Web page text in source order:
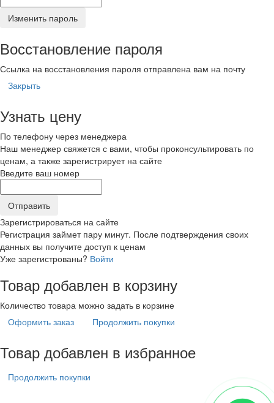
Изменить пароль
Восстановление пароля
Ссылка на восстановления пароля отправлена вам на почту
Закрыть
Узнать цену
По телефону через менеджера
Наш менеджер свяжется с вами, чтобы проконсультировать по
ценам, а также зарегистрирует на сайте
Введите ваш номер
Зарегистрироваться на сайте
Регистрация займет пару минут. После подтверждения своих
данных вы получите доступ к ценам
Уже зарегистрованы? Войти
Товар добавлен в корзину
Количество товара можно задать в корзине
Оформить заказ
Продолжить покупки
Товар добавлен в избранное
Продолжить покупки